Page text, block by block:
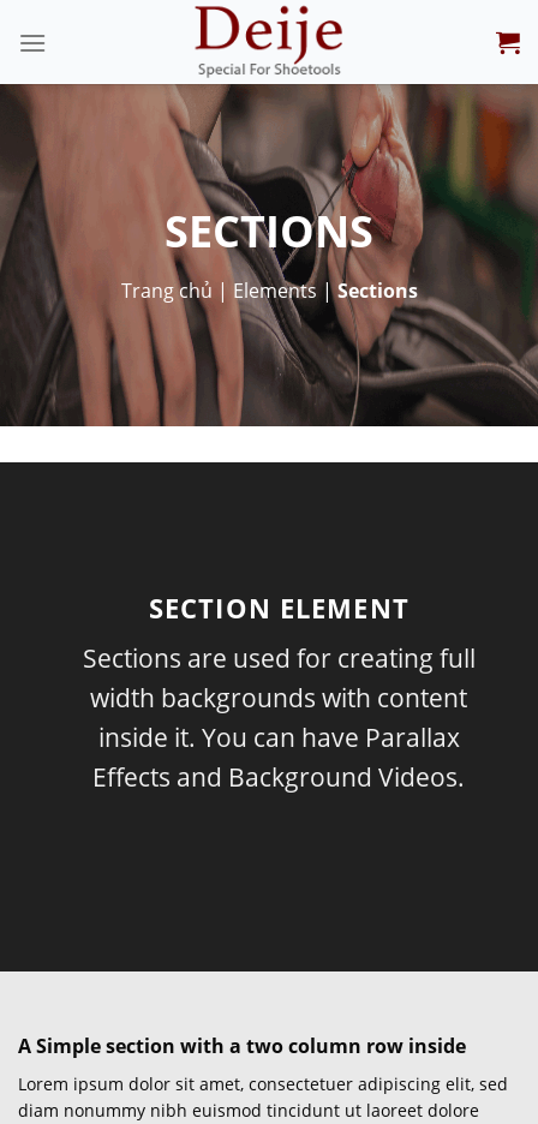
SECTIONS
Trang chủ | Elements|Sections
SECTION ELEMENT
Sections are used for creating full
width backgrounds with content
inside it. You can have Parallax
Effects and Background Videos.
A Simple section with a two column row inside
Lorem ipsum dolor sit amet, consectetuer adipiscing elit, sed
diam nonummy nibh euismod tincidunt ut laoreet dolore